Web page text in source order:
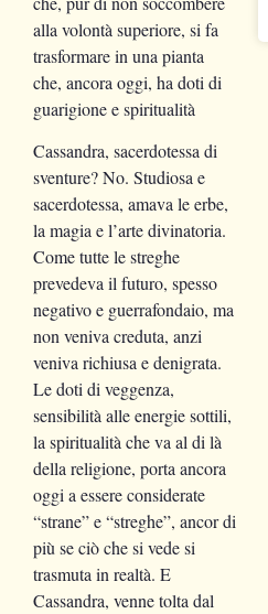
alla volontà superiore, si fa
trasformare in una pianta
che, ancora oggi, ha doti di
guarigione e spiritualità
Cassandra, sacerdotessa di
sventure? No. Studiosa e
sacerdotessa, amava le erbe,
la magia e l’arte divinatoria.
Come tutte le streghe
prevedeva il futuro, spesso
negativo e guerrafondaio, ma
non veniva creduta, anzi
veniva richiusa e denigrata.
Le doti di veggenza,
sensibilità alle energie sottili,
la spiritualità che va al di là
della religione, porta ancora
oggi a essere considerate
“strane” e “streghe”, ancor di
più se ciò che si vede si
trasmuta in realtà. E
Cassandra, venne tolta dal